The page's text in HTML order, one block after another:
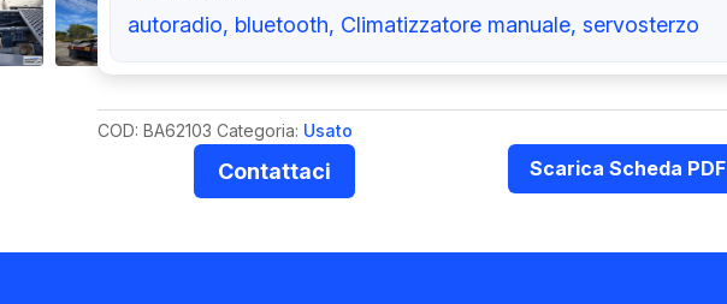
autoradio, bluetooth, Climatizzatore manuale, servosterzo
COD: BA62103 Categoria: Usato
Contattaci Scarica Scheda PDF